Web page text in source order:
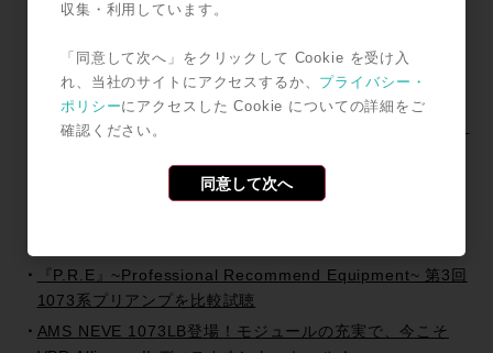
Averill CLASSIC NEVE 1272X2CH MIC PREAMP+PSU
ROCK ON PRO 注目のUSED Information！〜AMEK
9098EQ〜
伝統のNeveコンソールをそのままミディアムボディに！
濃密な空気感を演出！British Sound Equipment World!!
『P.R.E』~Professional Recommend Equipment~ 第3回
1073系プリアンプを比較試聴
AMS NEVE 1073LB登場！モジュールの充実で、今こそ
収集・利用しています。
「同意して次へ」をクリックして Cookie を受け入
れ、当社のサイトにアクセスするか、 プライバシー・
ポリシーにアクセスした Cookie についての詳細をご
確認ください。
同意して次へ